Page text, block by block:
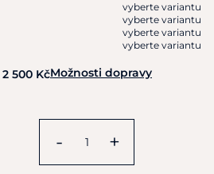
vyberte variantu
vyberte variantu
vyberte variantu
vyberte variantu
2 500 KčMožnosti dopravy
- +